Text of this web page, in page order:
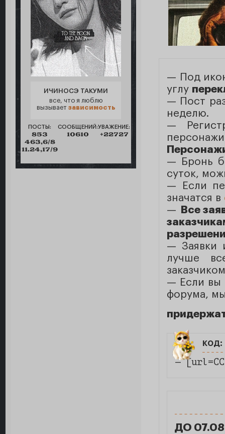
ИЧИНОСЭ ТАКУМИ
все, что я люблю
вызывает зависимость
ПОСТЫ:
853
463,6/8
11.24,17/9
СООБЩЕНИЙ:
10610
УВАЖЕНИЕ:
+22727
— Под
углу
— Пост
неделю.
—
— Бронь
суток,
— Eсли
значатся в
—
Все
— Заявки
лучше
— Если вы
форума,
код:
—
ДО 07.08